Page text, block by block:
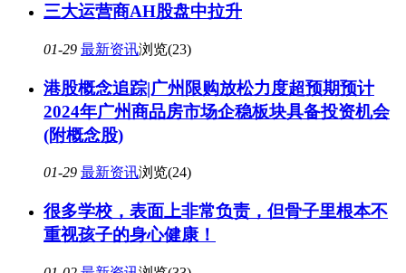
三大运营商AH股盘中拉升
01-29 最新资讯浏览(23)
港股概念追踪|广州限购放松力度超预期预计
2024年广州商品房市场企稳板块具备投资机会
(附概念股)
01-29 最新资讯浏览(24)
很多学校，表面上非常负责，但骨子里根本不
重视孩子的身心健康！